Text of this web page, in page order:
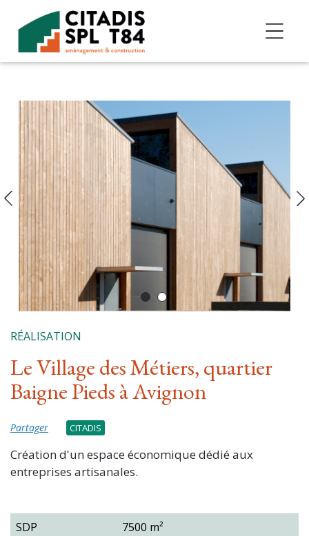
Accéder au contenu
RÉALISATION
Le Village des Métiers, quartier
Baigne Pieds à Avignon
Partager CITADIS
Création d'un espace économique dédié aux
entreprises artisanales.
SDP
7500 m²